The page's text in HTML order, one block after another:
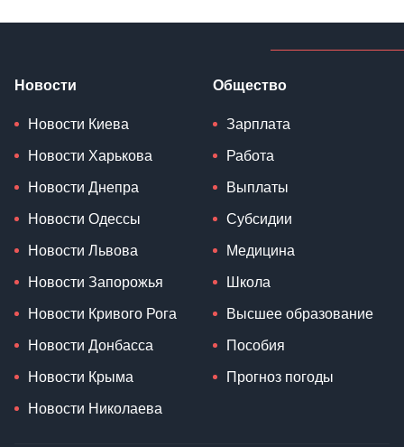
Новости
Новости Киева
Новости Харькова
Новости Днепра
Новости Одессы
Новости Львова
Новости Запорожья
Новости Кривого Рога
Новости Донбасса
Новости Крыма
Новости Николаева
Общество
Зарплата
Работа
Выплаты
Субсидии
Медицина
Школа
Высшее образование
Пособия
Прогноз погоды